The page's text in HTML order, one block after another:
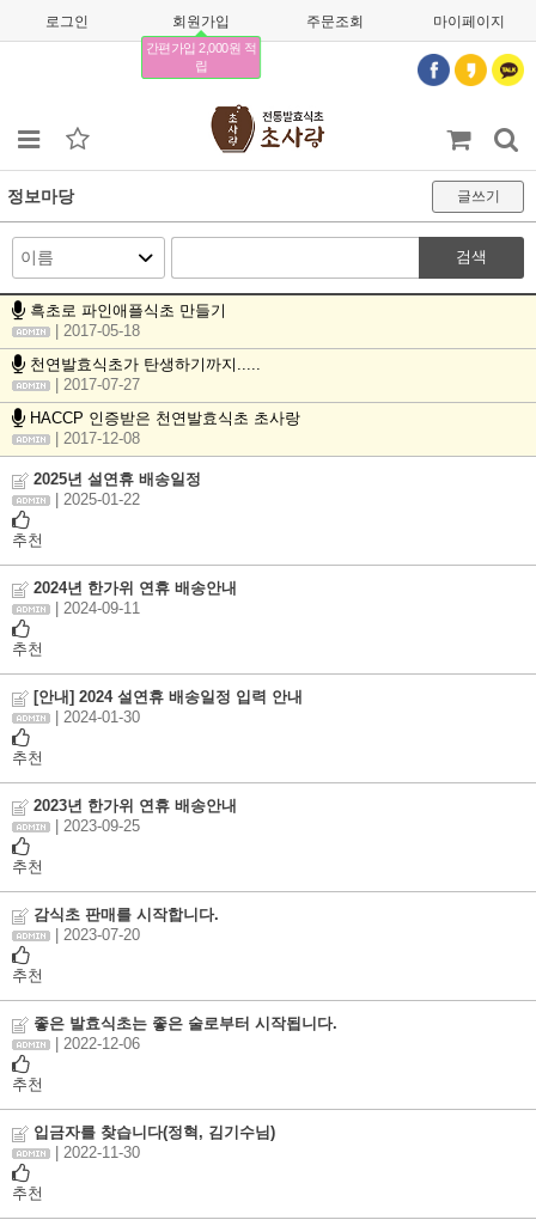
로그인 회원가입
간편가입 2,000원 적
립
주문조회 마이페이지
정보마당 글쓰기
검색
흑초로 파인애플식초 만들기
| 2017-05-18
천연발효식초가 탄생하기까지.....
| 2017-07-27
HACCP 인증받은 천연발효식초 초사랑
| 2017-12-08
2025년 설연휴 배송일정
| 2025-01-22
추천
2024년 한가위 연휴 배송안내
| 2024-09-11
추천
[안내] 2024 설연휴 배송일정 입력 안내
| 2024-01-30
추천
2023년 한가위 연휴 배송안내
| 2023-09-25
추천
감식초 판매를 시작합니다.
| 2023-07-20
추천
좋은 발효식초는 좋은 술로부터 시작됩니다.
| 2022-12-06
추천
입금자를 찾습니다(정혁, 김기수님)
| 2022-11-30
추천